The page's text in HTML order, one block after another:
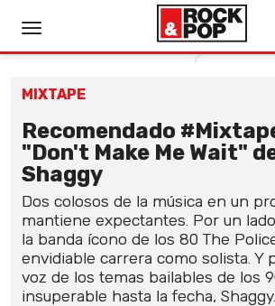
MIXTAPE
Recomendado
"Don't Make Me Wait"
Shaggy
Dos colosos de la música en un
mantiene expectantes. Por un
la banda ícono de los 80 The
envidiable carrera como solista. Y
voz de los temas bailables de los
insuperable hasta la fecha, Shaggy.